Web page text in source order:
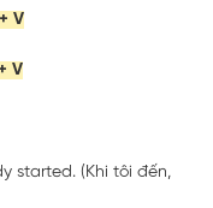
V
V
started. (Khi tôi đến,